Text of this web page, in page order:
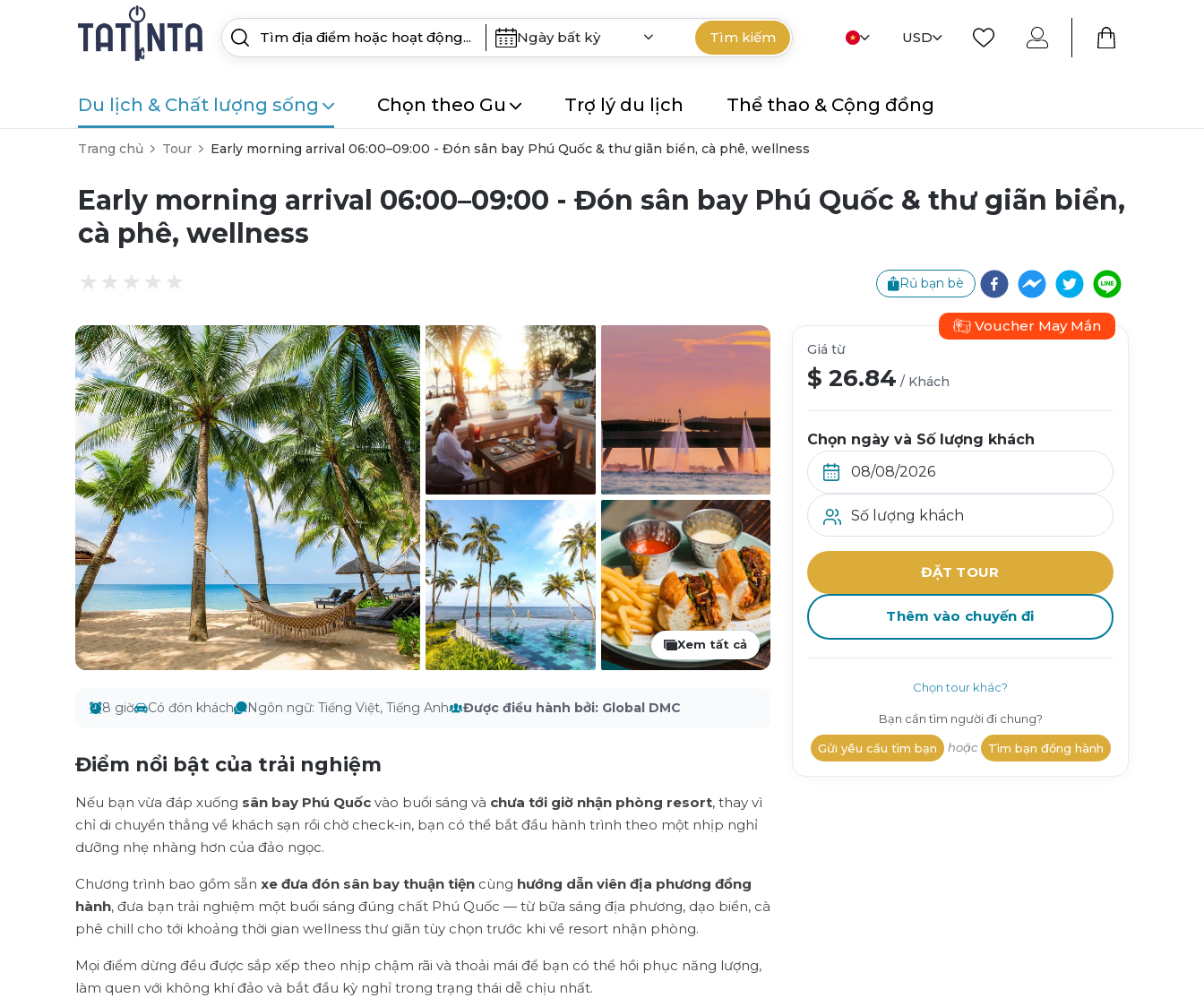
Ngày bất kỳ Tìm kiếm USD
Du lịch & Chất lượng sống Chọn theo Gu Trợ lý du lịch Thể thao & Cộng đồng
Trang chủ Tour Early morning arrival 06:00–09:00 - Đón sân bay Phú Quốc & thư giãn biển, cà phê, wellness
Early morning arrival 06:00–09:00 - Đón sân bay Phú Quốc & thư giãn biển,
cà phê, wellness
Rủ bạn bè
Xem tất cả
8 giờ Có đón khách Ngôn ngữ: Tiếng Việt, Tiếng Anh Được điều hành bởi: Global DMC
Điểm nổi bật của trải nghiệm
Nếu bạn vừa đáp xuống sân bay Phú Quốc vào buổi sáng và chưa tới giờ nhận phòng resort, thay vì
chỉ di chuyển thẳng về khách sạn rồi chờ check-in, bạn có thể bắt đầu hành trình theo một nhịp nghỉ
dưỡng nhẹ nhàng hơn của đảo ngọc.
Chương trình bao gồm sẵn xe đưa đón sân bay thuận tiện cùng hướng dẫn viên địa phương đồng
hành, đưa bạn trải nghiệm một buổi sáng đúng chất Phú Quốc — từ bữa sáng địa phương, dạo biển, cà
phê chill cho tới khoảng thời gian wellness thư giãn tùy chọn trước khi về resort nhận phòng.
Mọi điểm dừng đều được sắp xếp theo nhịp chậm rãi và thoải mái để bạn có thể hồi phục năng lượng,
làm quen với không khí đảo và bắt đầu kỳ nghỉ trong trạng thái dễ chịu nhất.
Voucher May Mắn
Giá từ
$ 26.84 / Khách
Chọn ngày và Số lượng khách
Số lượng khách
ĐẶT TOUR
Thêm vào chuyến đi
Chọn tour khác?
Bạn cần tìm người đi chung?
Gửi yêu cầu tìm bạn hoặc Tìm bạn đồng hành